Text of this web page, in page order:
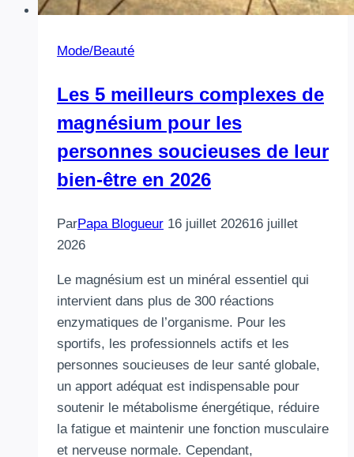
Mode/Beauté
Les 5 meilleurs complexes de
magnésium pour les
personnes soucieuses de leur
bien-être en 2026
ParPapa Blogueur 16 juillet 202616 juillet
2026
Le magnésium est un minéral essentiel qui
intervient dans plus de 300 réactions
enzymatiques de l’organisme. Pour les
sportifs, les professionnels actifs et les
personnes soucieuses de leur santé globale,
un apport adéquat est indispensable pour
soutenir le métabolisme énergétique, réduire
la fatigue et maintenir une fonction musculaire
et nerveuse normale. Cependant,